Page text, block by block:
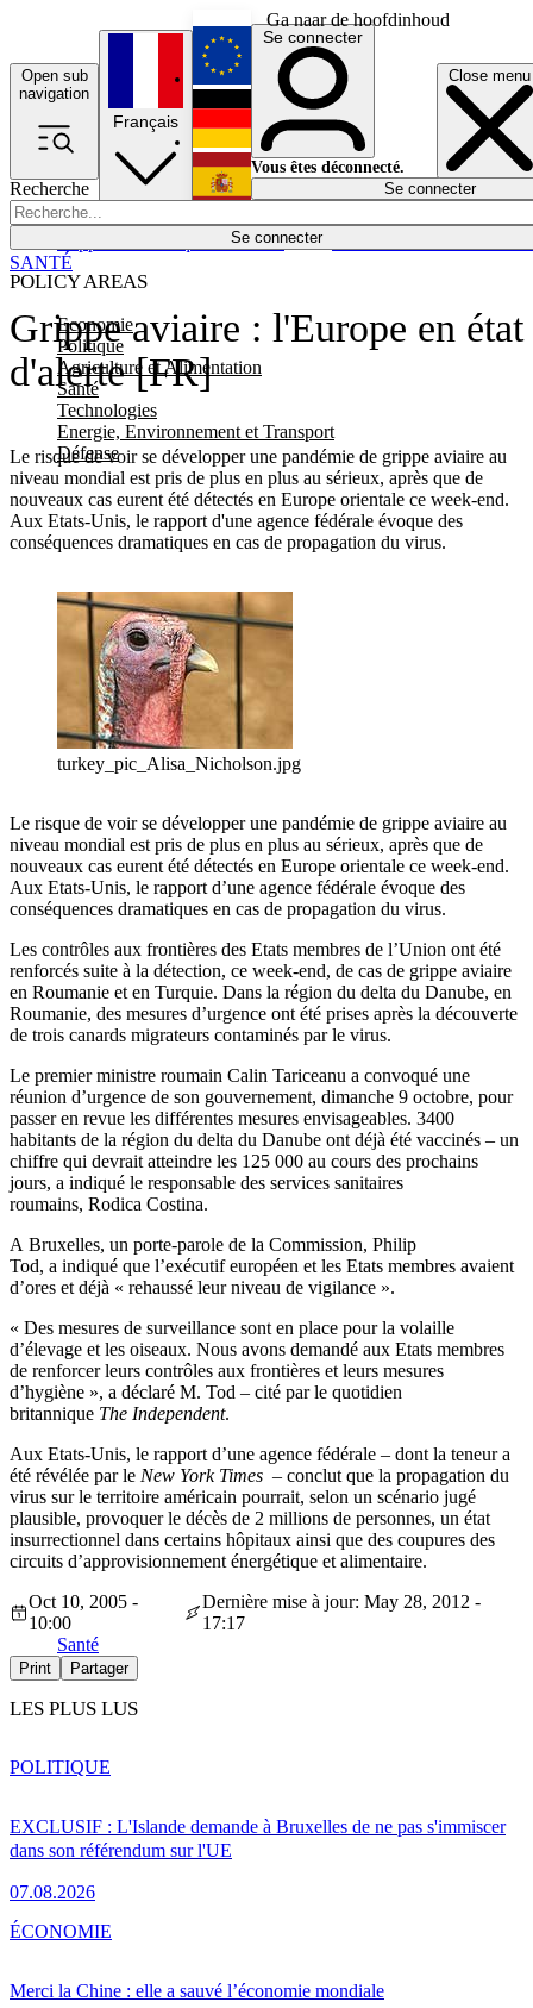
Ga naar de hoofdinhoud
Open sub
navigation
Close menu
Recherche
Se connecter
POLICY AREAS
Economie
Politique
Agriculture et Alimentation
Santé
Technologies
Energie, Environnement et Transport
Défense
Économie
Français
English
Deutsch
Español
Se connecter
Vous êtes déconnecté.
Se connecter
Grippe aviaire : l'Europe en état
d'alerte [FR]
Le risque de voir se développer une pandémie de grippe aviaire au
niveau mondial est pris de plus en plus au sérieux, après que de
nouveaux cas eurent été détectés en Europe orientale ce week-end.
Aux Etats-Unis, le rapport d'une agence fédérale évoque des
conséquences dramatiques en cas de propagation du virus.
SANTÉ
turkey_pic_Alisa_Nicholson.jpg
Le risque de voir se développer une pandémie de grippe aviaire au
niveau mondial est pris de plus en plus au sérieux, après que de
nouveaux cas eurent été détectés en Europe orientale ce week-end.
Aux Etats-Unis, le rapport d’une agence fédérale évoque des
conséquences dramatiques en cas de propagation du virus.
Les contrôles aux frontières des Etats membres de l’Union ont été
renforcés suite à la détection, ce week-end, de cas de grippe aviaire
en Roumanie et en Turquie. Dans la région du delta du Danube, en
Roumanie, des mesures d’urgence ont été prises après la découverte
de trois canards migrateurs contaminés par le virus.
Le premier ministre roumain Calin Tariceanu a convoqué une
réunion d’urgence de son gouvernement, dimanche 9 octobre, pour
passer en revue les différentes mesures envisageables. 3400
habitants de la région du delta du Danube ont déjà été vaccinés – un
chiffre qui devrait atteindre les 125 000 au cours des prochains
jours, a indiqué le responsable des services sanitaires
roumains, Rodica Costina.
A Bruxelles, un porte-parole de la Commission, Philip
Tod, a indiqué que l’exécutif européen et les Etats membres avaient
d’ores et déjà « rehaussé leur niveau de vigilance ».
« Des mesures de surveillance sont en place pour la volaille
d’élevage et les oiseaux. Nous avons demandé aux Etats membres
de renforcer leurs contrôles aux frontières et leurs mesures
d’hygiène », a déclaré M. Tod – cité par le quotidien
britannique The Independent.
Aux Etats-Unis, le rapport d’une agence fédérale – dont la teneur a
été révélée par le New York Times – conclut que la propagation du
virus sur le territoire américain pourrait, selon un scénario jugé
plausible, provoquer le décès de 2 millions de personnes, un état
insurrectionnel dans certains hôpitaux ainsi que des coupures des
circuits d’approvisionnement énergétique et alimentaire.
Oct 10, 2005 -
10:00
Dernière mise à jour: May 28, 2012 -
17:17
Santé
Print Partager
LES PLUS LUS
EXCLUSIF : L'Islande demande à Bruxelles de ne pas s'immiscer
dans son référendum sur l'UE
07.08.2026
POLITIQUE
Merci la Chine : elle a sauvé l’économie mondiale
ÉCONOMIE